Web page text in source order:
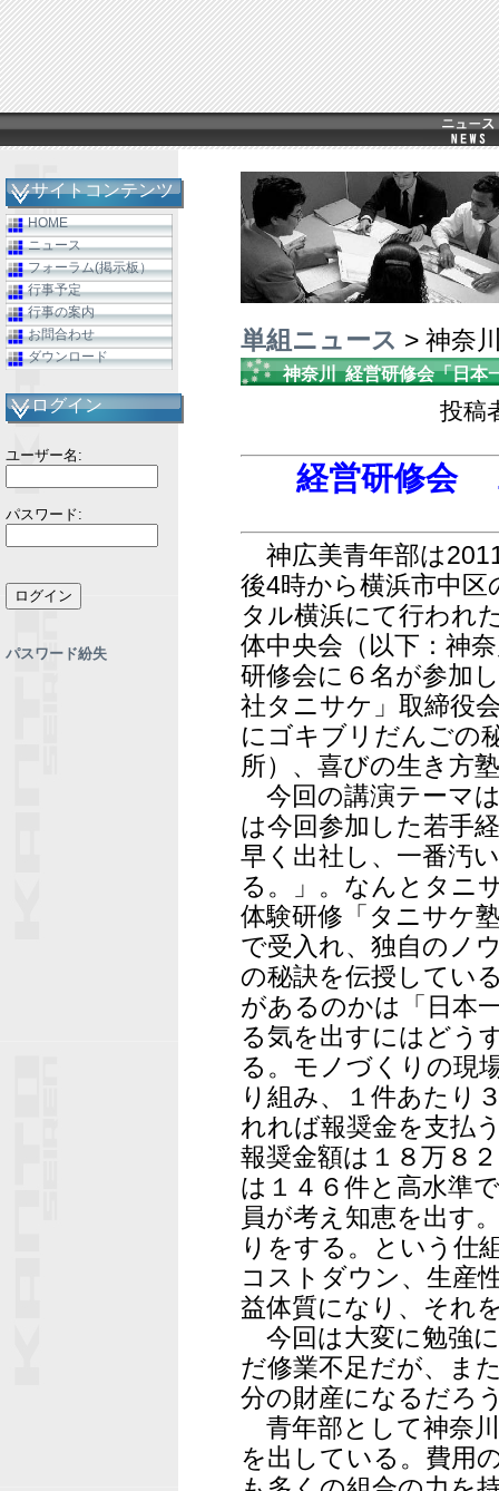
サイトコンテンツ
HOME
ニュース
フォーラム(掲示板）
行事予定
行事の案内
お問合わせ
ダウンロード
ログイン
ユーザー名:
パスワード:
パスワード紛失
単組ニュース > 神奈
神奈川経営研修会「日本
投稿
経営研修会
神広美青年部は
後4時から横浜市中
タル横浜にて行われ
体中央会（以下：神
研修会に６名が参加
社タニサケ」取締役
にゴキブリだんごの
所）、喜びの生き方
今回の講演テーマ
は今回参加した若手
早く出社し、一番汚
る。」。なんとタニ
体験研修「タニサケ
で受入れ、独自のノ
の秘訣を伝授してい
があるのかは「日本
る気を出すにはどう
る。モノづくりの現
り組み、１件あたり
れれば報奨金を支払
報奨金額は１８万８
は１４６件と高水準
員が考え知恵を出す
りをする。という仕
コストダウン、生産
益体質になり、それ
今回は大変に勉強
だ修業不足だが、ま
分の財産になるだろ
青年部として神奈
を出している。費用